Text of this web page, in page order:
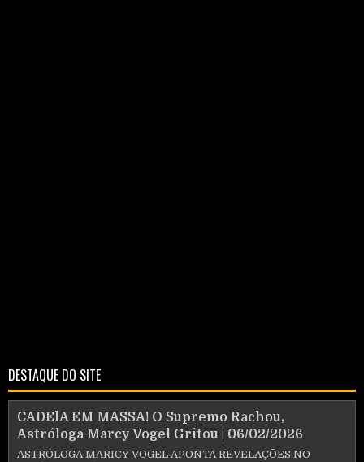
DESTAQUE DO SITE
CADElA EM MASSA! O Supremo Rachou,
Astróloga Marcy Vogel Gritou | 06/02/2026
ASTRÓLOGA MARICY VOGEL APONTA REVELAÇÕES NO